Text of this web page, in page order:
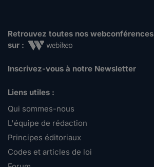
Retrouvez toutes nos webconférences
sur :
Inscrivez-vous à notre Newsletter
Liens utiles :
Qui sommes-nous
L'équipe de rédaction
Principes éditoriaux
Codes et articles de loi